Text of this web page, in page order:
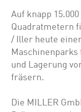
Auf knapp
Quadratmetern
/ Iller heute
und Lagerung
fräsern.
Die MILLER